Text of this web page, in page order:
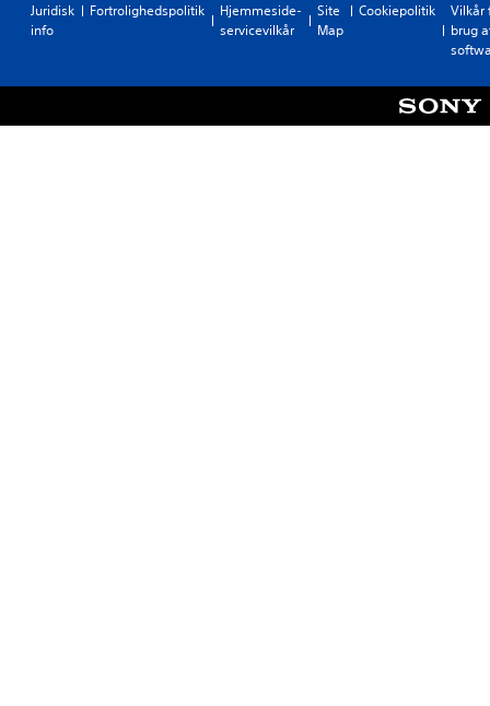
Juridisk
info
Fortrolighedspolitik
Hjemmeside-
servicevilkår
Site
Map
Cookiepolitik
Vilkår
brug